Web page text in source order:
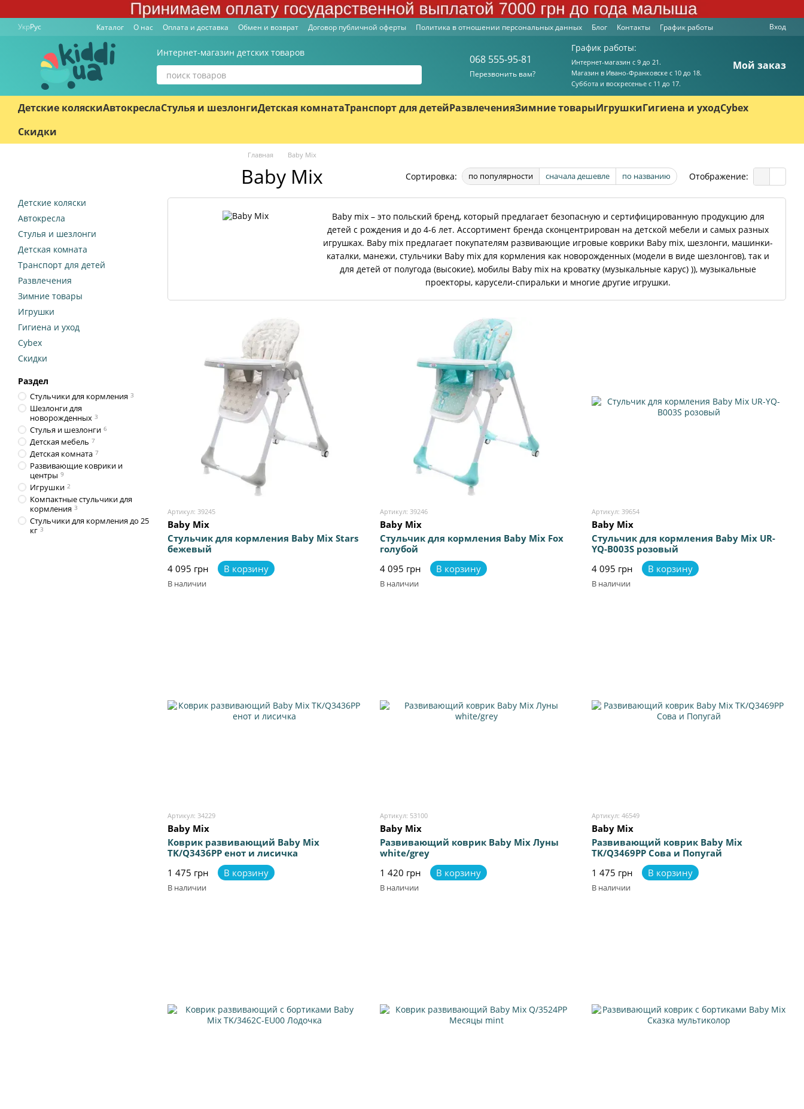
Перейти к основному контенту
УкрРус Каталог О нас Оплата и доставка Обмен и возврат Договор публичной оферты Политика в отношении персональных данных Блог Контакты График работы Вход
Интернет-магазин детских товаров
068 555-95-81
Перезвонить вам?
График работы:
Интернет-магазин с 9 до 21.
Магазин в Ивано-Франковске с 10 до 18.
Суббота и воскресенье с 11 до 17.
Мой заказ
Детские коляскиАвтокреслаСтулья и шезлонгиДетская комнатаТранспорт для детейРазвлеченияЗимние товарыИгрушкиГигиена и уходCybex
Скидки
Главная Baby Mix
Baby Mix Сортировка: по популярности сначала дешевле по названию Отображение:
Baby mix – это польский бренд, который предлагает безопасную и сертифицированную продукцию для
детей с рождения и до 4-6 лет. Ассортимент бренда сконцентрирован на детской мебели и самых разных
игрушках. Baby mix предлагает покупателям развивающие игровые коврики Baby mix, шезлонги, машинки-
каталки, манежи, стульчики Baby mix для кормления как новорожденных (модели в виде шезлонгов), так и
для детей от полугода (высокие), мобилы Baby mix на кроватку (музыкальные карус) )), музыкальные
проекторы, карусели-спиральки и многие другие игрушки.
Артикул: 39245
Baby Mix
Стульчик для кормления Baby Mix Stars
бежевый
4 095 грн
В корзину
В наличии
Артикул: 39246
Baby Mix
Стульчик для кормления Baby Mix Fox
голубой
4 095 грн
В корзину
В наличии
Артикул: 39654
Baby Mix
Стульчик для кормления Baby Mix UR-
YQ-B003S розовый
4 095 грн
В корзину
В наличии
Артикул: 34229
Baby Mix
Коврик развивающий Baby Mix
TK/Q3436РР енот и лисичка
1 475 грн
В корзину
В наличии
Артикул: 53100
Baby Mix
Развивающий коврик Baby Mix Луны
white/grey
1 420 грн
В корзину
В наличии
Артикул: 46549
Baby Mix
Развивающий коврик Baby Mix
TK/Q3469РР Сова и Попугай
1 475 грн
В корзину
В наличии
Детские коляски
Автокресла
Стулья и шезлонги
Детская комната
Транспорт для детей
Развлечения
Зимние товары
Игрушки
Гигиена и уход
Cybex
Скидки
Раздел
Стульчики для кормления 3
Шезлонги для
новорожденных 3
Стулья и шезлонги 6
Детская мебель 7
Детская комната 7
Развивающие коврики и
центры 9
Игрушки 2
Компактные стульчики для
кормления 3
Стульчики для кормления до 25
кг 3